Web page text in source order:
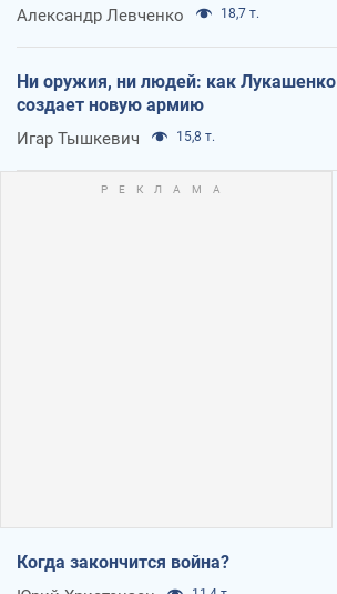
Александр Левченко 18,7 т.
Ни оружия, ни людей: как Лукашенко
создает новую армию
Игар Тышкевич 15,8 т.
Когда закончится война?